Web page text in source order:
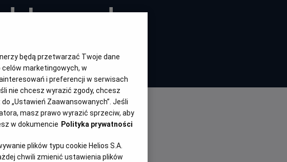
Legendy
będą przetwarzać Twoje dane
celów marketingowych, w
i preferencji w serwisach
nie chcesz wyrazić zgody, chcesz
„Ustawień Zaawansowanych”. Jeśli
masz prawo wyrazić sprzeciw, aby
w dokumencie Polityka prywatności
plików typu cookie Helios S.A.
chwili zmienić ustawienia plików